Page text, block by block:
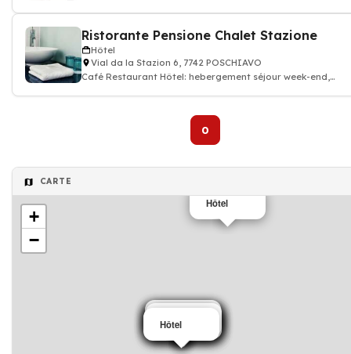
Ristorante Pensione Chalet Stazione
Hôtel
Vial da la Stazion 6, 7742 POSCHIAVO
Café Restaurant Hôtel: hebergement séjour week-end,
0
CARTE
Hôtel
Hôtel
Hôtel
Hôtel
Hôtel
Hôtel
Hôtel
Hôtel
Hôtel
+
−